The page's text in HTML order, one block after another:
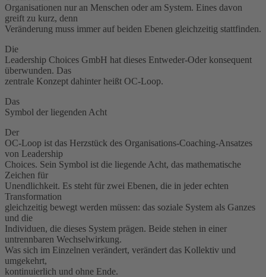
Organisationen nur an Menschen oder am System. Eines davon
greift zu kurz, denn
Veränderung muss immer auf beiden Ebenen gleichzeitig stattfinden.
Die
Leadership Choices GmbH hat dieses Entweder-Oder konsequent
überwunden. Das
zentrale Konzept dahinter heißt OC-Loop.
Das
Symbol der liegenden Acht
Der
OC-Loop ist das Herzstück des Organisations-Coaching-Ansatzes
von Leadership
Choices. Sein Symbol ist die liegende Acht, das mathematische
Zeichen für
Unendlichkeit. Es steht für zwei Ebenen, die in jeder echten
Transformation
gleichzeitig bewegt werden müssen: das soziale System als Ganzes
und die
Individuen, die dieses System prägen. Beide stehen in einer
untrennbaren Wechselwirkung.
Was sich im Einzelnen verändert, verändert das Kollektiv und
umgekehrt,
kontinuierlich und ohne Ende.